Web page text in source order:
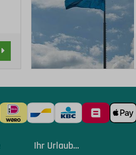
Ihr Urlaub...